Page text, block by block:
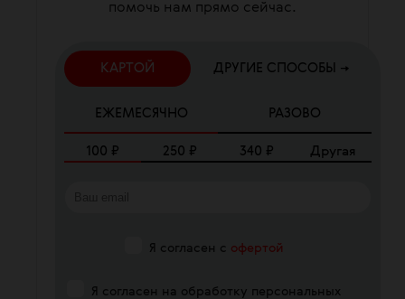
помочь нам прямо сейчас.
КАРТОЙ ДРУГИЕ СПОСОБЫ →
ЕЖЕМЕСЯЧНО РАЗОВО
100 ₽ 250 ₽ 340 ₽ Другая
Я согласен с офертой
Я согласен на обработку персональных